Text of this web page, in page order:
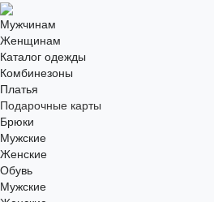
Мужчинам
Женщинам
Каталог одежды
Комбинезоны
Платья
Подарочные карты
Брюки
Мужские
Женские
Обувь
Мужские